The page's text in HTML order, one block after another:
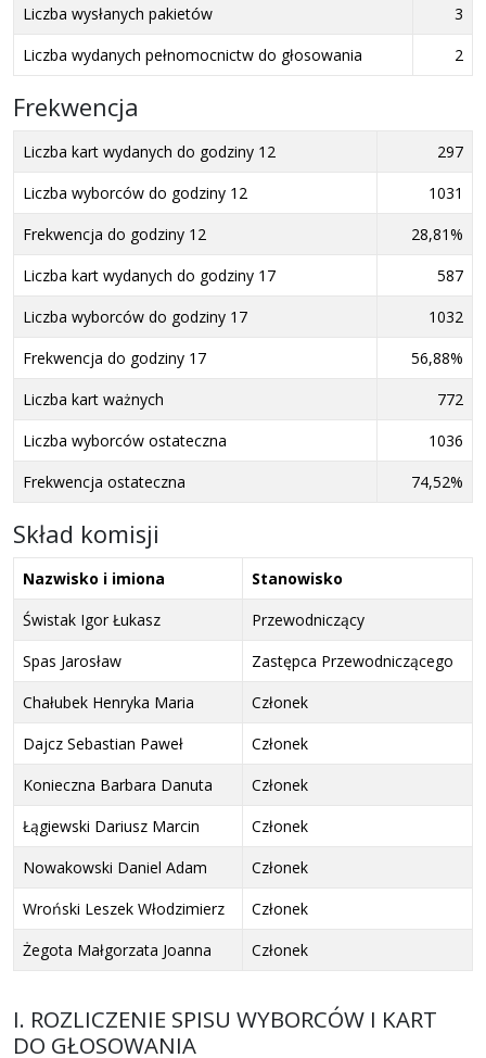
Liczba wysłanych pakietów
3
Liczba wydanych pełnomocnictw do głosowania
2
Frekwencja
Liczba kart wydanych do godziny 12
297
Liczba wyborców do godziny 12
1031
Frekwencja do godziny 12
28,81%
Liczba kart wydanych do godziny 17
587
Liczba wyborców do godziny 17
1032
Frekwencja do godziny 17
56,88%
Liczba kart ważnych
772
Liczba wyborców ostateczna
1036
Frekwencja ostateczna
74,52%
Skład komisji
Nazwisko i imiona
Stanowisko
Świstak Igor Łukasz
Przewodniczący
Spas Jarosław
Zastępca Przewodniczącego
Chałubek Henryka Maria
Członek
Dajcz Sebastian Paweł
Członek
Konieczna Barbara Danuta
Członek
Łągiewski Dariusz Marcin
Członek
Nowakowski Daniel Adam
Członek
Wroński Leszek Włodzimierz
Członek
Żegota Małgorzata Joanna
Członek
I. ROZLICZENIE SPISU WYBORCÓW I KART
DO GŁOSOWANIA